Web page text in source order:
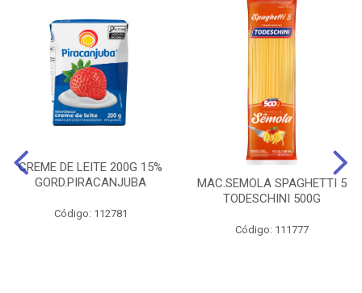
CREME DE LEITE 200G 15%
GORD.PIRACANJUBA
Código: 112781
MAC.SEMOLA SPAGHETTI 5
TODESCHINI 500G
Código: 111777